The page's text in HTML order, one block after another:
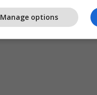
Manage options